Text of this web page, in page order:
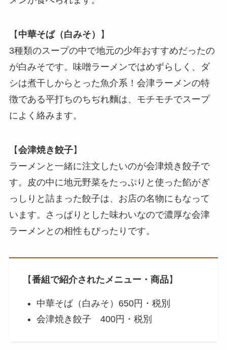
【 中華そば（白みそ）
】
3種類のスープの中で地元の少年おすすめだったの
が白みそです。味噌ラーメンではめずらしく、ダ
シは煮干しからとった魚介系！会津ラーメンの特
徴である平打ちのちぢれ麵は、モチモチでスープ
によく絡みます。
【会津焼き餃子】
ラーメンと一緒に注文したいのが会津焼き餃子で
す。皮の中に地元野菜をたっぷりと使った餡がぎ
っしりと詰まった餃子は、お店の名物にもなって
います。さっぱりとした味わいなので濃厚な会津
ラーメンとの相性もぴったりです。
【番組で紹介されたメニュー・商品】
中華そば（白みそ）650円・税別
会津焼き餃子 400円・税別